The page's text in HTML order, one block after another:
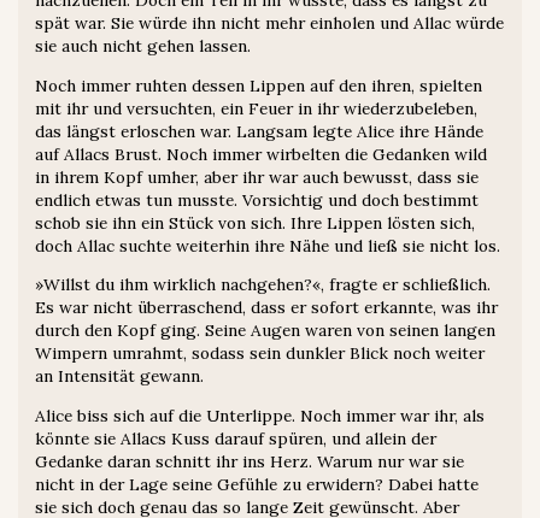
spät war. Sie würde ihn nicht mehr einholen und Allac würde
sie auch nicht gehen lassen.
Noch immer ruhten dessen Lippen auf den ihren, spielten
mit ihr und versuchten, ein Feuer in ihr wiederzubeleben,
das längst erloschen war. Langsam legte Alice ihre Hände
auf Allacs Brust. Noch immer wirbelten die Gedanken wild
in ihrem Kopf umher, aber ihr war auch bewusst, dass sie
endlich etwas tun musste. Vorsichtig und doch bestimmt
schob sie ihn ein Stück von sich. Ihre Lippen lösten sich,
doch Allac suchte weiterhin ihre Nähe und ließ sie nicht los.
»Willst du ihm wirklich nachgehen?«, fragte er schließlich.
Es war nicht überraschend, dass er sofort erkannte, was ihr
durch den Kopf ging. Seine Augen waren von seinen langen
Wimpern umrahmt, sodass sein dunkler Blick noch weiter
an Intensität gewann.
Alice biss sich auf die Unterlippe. Noch immer war ihr, als
könnte sie Allacs Kuss darauf spüren, und allein der
Gedanke daran schnitt ihr ins Herz. Warum nur war sie
nicht in der Lage seine Gefühle zu erwidern? Dabei hatte
sie sich doch genau das so lange Zeit gewünscht. Aber